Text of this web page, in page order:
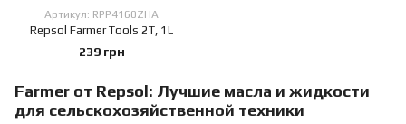
Артикул: RPP4160ZHA
Repsol Farmer Tools 2T, 1L
239 грн
Farmer от Repsol: Лучшие масла и жидкости
для сельскохозяйственной техники